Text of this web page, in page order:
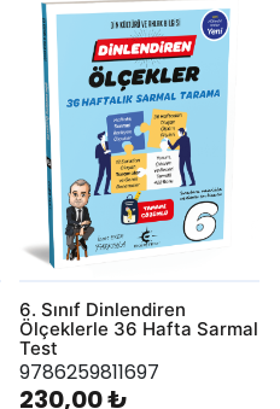
6. Sınıf Dinlendiren
Ölçeklerle 36 Hafta Sarmal
Test
9786259811697
230,00 ₺